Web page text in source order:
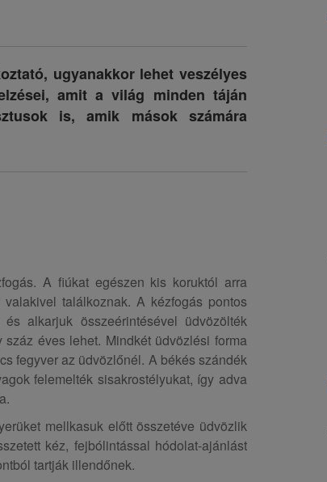
ugyanakkor lehet veszélyes
amit a világ minden táján
is, amik mások számára
A fiúkat egészen kis koruktól arra
találkoznak. A kézfogás pontos
alkarjuk összeérintésével üdvözölték
éves lehet. Mindkét üdvözlési forma
fegyver az üdvözlőnél. A békés szándék
felemelték sisakrostélyukat, így adva
mellkasuk előtt összetéve üdvözlik
kéz, fejbólintással hódolat-ajánlást
tartják illendőnek.